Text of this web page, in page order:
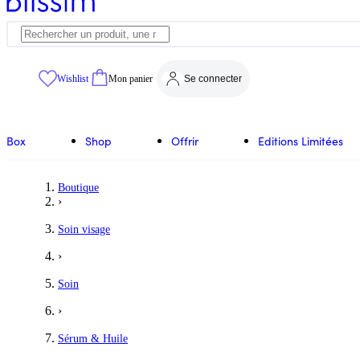
Wishlist Mon panier Se connecter
Box Shop Offrir Editions Limitées
Anais
Incroyable
À vrai dire j'avais eu un échantillon en pharmacie et je me
/5
Boutique
›
Soin visage
›
Soin
›
Sérum & Huile